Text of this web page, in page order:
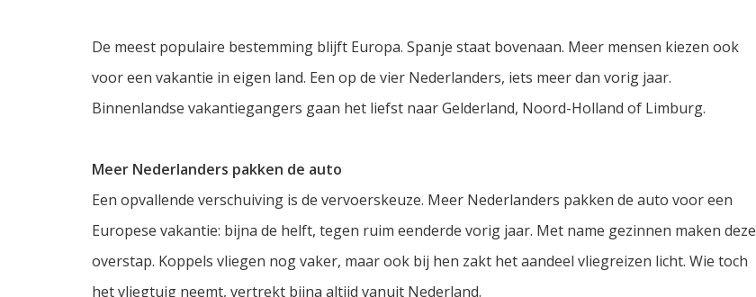
De meest populaire bestemming blijft Europa. Spanje staat bovenaan. Meer mensen kiezen ook
voor een vakantie in eigen land. Een op de vier Nederlanders, iets meer dan vorig jaar.
Binnenlandse vakantiegangers gaan het liefst naar Gelderland, Noord-Holland of Limburg.
Meer Nederlanders pakken de auto
Een opvallende verschuiving is de vervoerskeuze. Meer Nederlanders pakken de auto voor een
Europese vakantie: bijna de helft, tegen ruim eenderde vorig jaar. Met name gezinnen maken deze
overstap. Koppels vliegen nog vaker, maar ook bij hen zakt het aandeel vliegreizen licht. Wie toch
het vliegtuig neemt, vertrekt bijna altijd vanuit Nederland.